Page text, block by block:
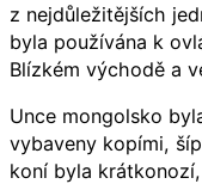
z nejdůležitějších
byla používána k
Blízkém východě a
Unce mongolsko
vybaveny kopími,
koní byla